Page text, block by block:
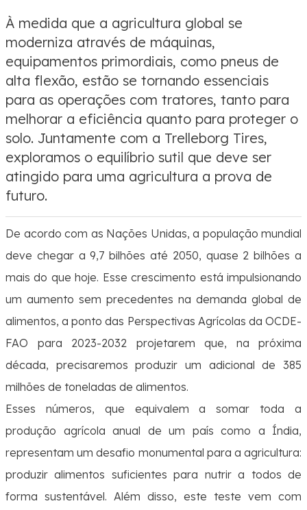
À medida que a agricultura global se
moderniza através de máquinas,
equipamentos primordiais, como pneus de
alta flexão, estão se tornando essenciais
para as operações com tratores, tanto para
melhorar a eficiência quanto para proteger o
solo. Juntamente com a Trelleborg Tires,
exploramos o equilíbrio sutil que deve ser
atingido para uma agricultura a prova de
futuro.
De acordo com as Nações Unidas, a população mundial
deve chegar a 9,7 bilhões até 2050, quase 2 bilhões a
mais do que hoje. Esse crescimento está impulsionando
um aumento sem precedentes na demanda global de
alimentos, a ponto das Perspectivas Agrícolas da OCDE-
FAO para 2023-2032 projetarem que, na próxima
década, precisaremos produzir um adicional de 385
milhões de toneladas de alimentos.
Esses números, que equivalem a somar toda a
produção agrícola anual de um país como a Índia,
representam um desafio monumental para a agricultura:
produzir alimentos suficientes para nutrir a todos de
forma sustentável. Além disso, este teste vem com